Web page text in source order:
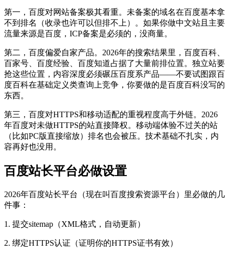
第一，百度对网站备案极其看重。未备案的域名在百度基本拿
不到排名（收录也许可以但排不上）。如果你做中文站且主要
流量来源是百度，ICP备案是必须的，没商量。
第二，百度偏爱自家产品。2026年的搜索结果里，百度百科、
百家号、百度经验、百度知道占据了大量前排位置。独立站要
抢这些位置，内容深度必须碾压百度系产品——不要试图跟百
度百科在基础定义类查询上竞争，你要做的是百度百科没写的
东西。
第三，百度对HTTPS和移动适配的重视程度高于外链。2026
年百度对未做HTTPS的站直接降权。移动端体验不过关的站
（比如PC版直接缩放）排名也会被压。技术基础不扎实，内
容再好也没用。
百度站长平台必做设置
2026年百度站长平台（现在叫百度搜索资源平台）里必做的几
件事：
1. 提交sitemap（XML格式，自动更新）
2. 绑定HTTPS认证（证明你的HTTPS证书有效）